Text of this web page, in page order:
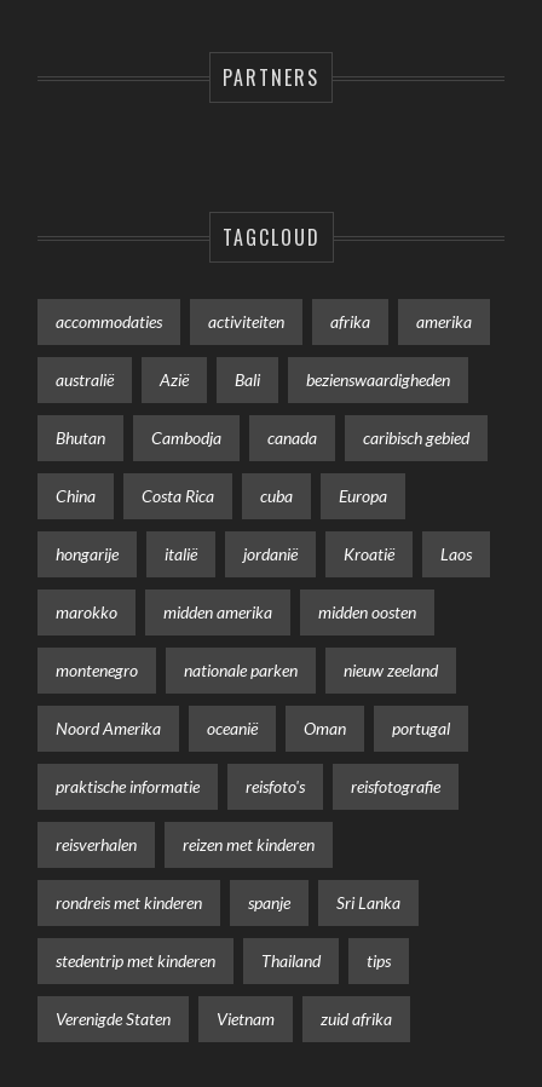
PARTNERS
TAGCLOUD
accommodaties activiteiten afrika amerika
australië Azië Bali bezienswaardigheden
Bhutan Cambodja canada caribisch gebied
China Costa Rica cuba Europa
hongarije italië jordanië Kroatië Laos
marokko midden amerika midden oosten
montenegro nationale parken nieuw zeeland
Noord Amerika oceanië Oman portugal
praktische informatie reisfoto's reisfotografie
reisverhalen reizen met kinderen
rondreis met kinderen spanje Sri Lanka
stedentrip met kinderen Thailand tips
Verenigde Staten Vietnam zuid afrika